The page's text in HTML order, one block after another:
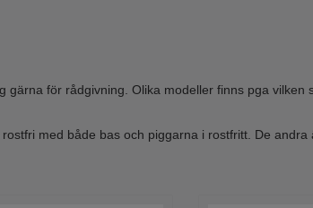
för rådgivning. Olika modeller finns pga vilken
med både bas och piggarna i rostfritt. De andra